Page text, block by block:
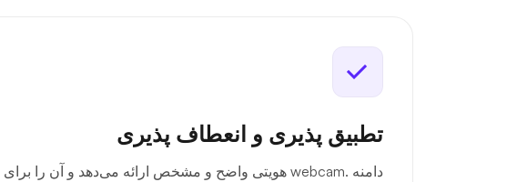
تطبیق پذیری و انعطاف پذیری
دامنه .webcam هویتی واضح و مشخص ارائه می‌دهد و آن را برای